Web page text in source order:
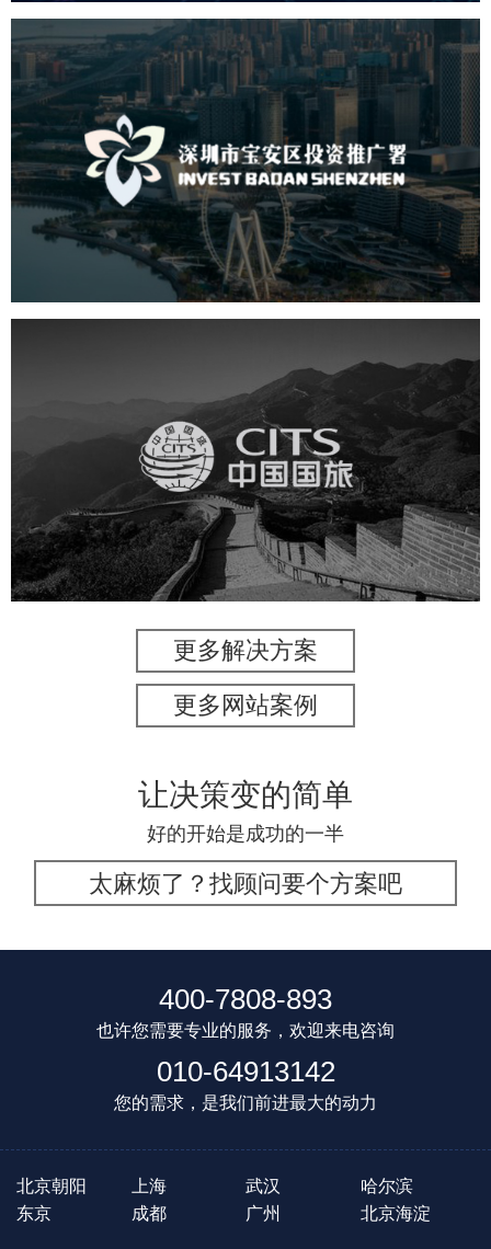
深圳市宝安区投资推广署
机构组织 国企 品牌官网 网站建设 网站设计
中国国旅
旅游休闲 电商网站 网站建设
更多解决方案
更多网站案例
让决策变的简单
好的开始是成功的一半
太麻烦了？找顾问要个方案吧
400-7808-893
也许您需要专业的服务，欢迎来电咨询
010-64913142
您的需求，是我们前进最大的动力
北京朝阳 上海 武汉
哈尔滨
东京
成都 广州 北京海淀